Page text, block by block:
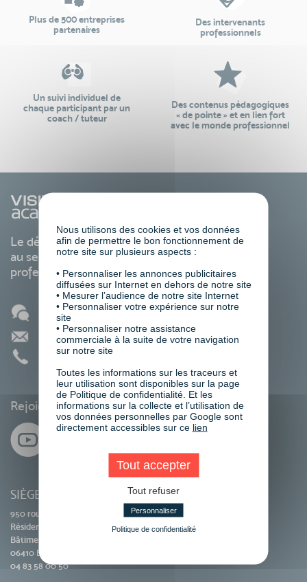
Plus de 500 entreprises
partenaires
Des intervenants
professionnels
Un suivi individuel de
chaque participant par un
coach / tuteur
Des contenus pédagogiques
« de pointe » et en lien fort
avec le monde professionnel
Le développement des compétences
au service de votre carrière
professionnelle
Blog
Contact
01 86 95 27 81
Rejoignez-nous sur les réseaux sociaux
SIÈGE SOCIAL
950 route des Colles
Résidence Les Templiers
Bâtiment Le Patio
06410 Biot
04 83 58 00 50
Nous utilisons des cookies et vos données
afin de permettre le bon fonctionnement de
notre site sur plusieurs aspects :
• Personnaliser les annonces publicitaires
diffusées sur Internet en dehors de notre site
• Mesurer l’audience de notre site Internet
• Personnaliser votre expérience sur notre
site
• Personnaliser notre assistance
commerciale à la suite de votre navigation
sur notre site
Toutes les informations sur les traceurs et
leur utilisation sont disponibles sur la page
de Politique de confidentialité. Et les
informations sur la collecte et l’utilisation de
vos données personnelles par Google sont
directement accessibles sur ce lien
Tout accepter
Tout refuser
Personnaliser
Politique de confidentialité